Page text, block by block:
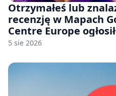
Otrzymałeś lub
recenzję w Mapach
Centre Europe
odwoławczą dla firm
5 sie 2026